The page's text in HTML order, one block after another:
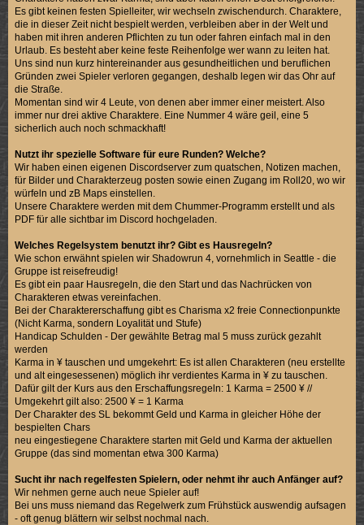
Es gibt keinen festen Spielleiter, wir wechseln zwischendurch. Charaktere,
die in dieser Zeit nicht bespielt werden, verbleiben aber in der Welt und
haben mit ihren anderen Pflichten zu tun oder fahren einfach mal in den
Urlaub. Es besteht aber keine feste Reihenfolge wer wann zu leiten hat.
Uns sind nun kurz hintereinander aus gesundheitlichen und beruflichen
Gründen zwei Spieler verloren gegangen, deshalb legen wir das Ohr auf
die Straße.
Momentan sind wir 4 Leute, von denen aber immer einer meistert. Also
immer nur drei aktive Charaktere. Eine Nummer 4 wäre geil, eine 5
sicherlich auch noch schmackhaft!
Nutzt ihr spezielle Software für eure Runden? Welche?
Wir haben einen eigenen Discordserver zum quatschen, Notizen machen,
für Bilder und Charakterzeug posten sowie einen Zugang im Roll20, wo wir
würfeln und zB Maps einstellen.
Unsere Charaktere werden mit dem Chummer-Programm erstellt und als
PDF für alle sichtbar im Discord hochgeladen.
Welches Regelsystem benutzt ihr? Gibt es Hausregeln?
Wie schon erwähnt spielen wir Shadowrun 4, vornehmlich in Seattle - die
Gruppe ist reisefreudig!
Es gibt ein paar Hausregeln, die den Start und das Nachrücken von
Charakteren etwas vereinfachen.
Bei der Charaktererschaffung gibt es Charisma x2 freie Connectionpunkte
(Nicht Karma, sondern Loyalität und Stufe)
Handicap Schulden - Der gewählte Betrag mal 5 muss zurück gezahlt
werden
Karma in ¥ tauschen und umgekehrt: Es ist allen Charakteren (neu erstellte
und alt eingesessenen) möglich ihr verdientes Karma in ¥ zu tauschen.
Dafür gilt der Kurs aus den Erschaffungsregeln: 1 Karma = 2500 ¥ //
Umgekehrt gilt also: 2500 ¥ = 1 Karma
Der Charakter des SL bekommt Geld und Karma in gleicher Höhe der
bespielten Chars
neu eingestiegene Charaktere starten mit Geld und Karma der aktuellen
Gruppe (das sind momentan etwa 300 Karma)
Sucht ihr nach regelfesten Spielern, oder nehmt ihr auch Anfänger auf?
Wir nehmen gerne auch neue Spieler auf!
Bei uns muss niemand das Regelwerk zum Frühstück auswendig aufsagen
- oft genug blättern wir selbst nochmal nach.